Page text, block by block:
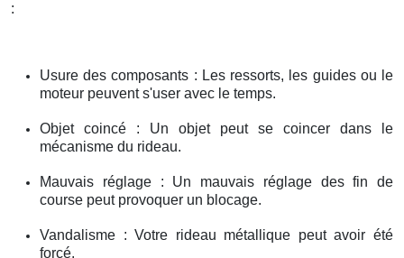
:
Usure des composants : Les ressorts, les guides ou le
moteur peuvent s'user avec le temps.
Objet coincé : Un objet peut se coincer dans le
mécanisme du rideau.
Mauvais réglage : Un mauvais réglage des fin de
course peut provoquer un blocage.
Vandalisme : Votre rideau métallique peut avoir été
forcé.